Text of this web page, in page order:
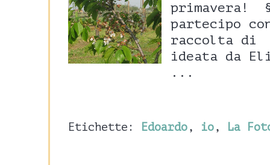
primavera!
partecipo
raccolta di
ideata da
...
Etichette: Edoardo , io , La